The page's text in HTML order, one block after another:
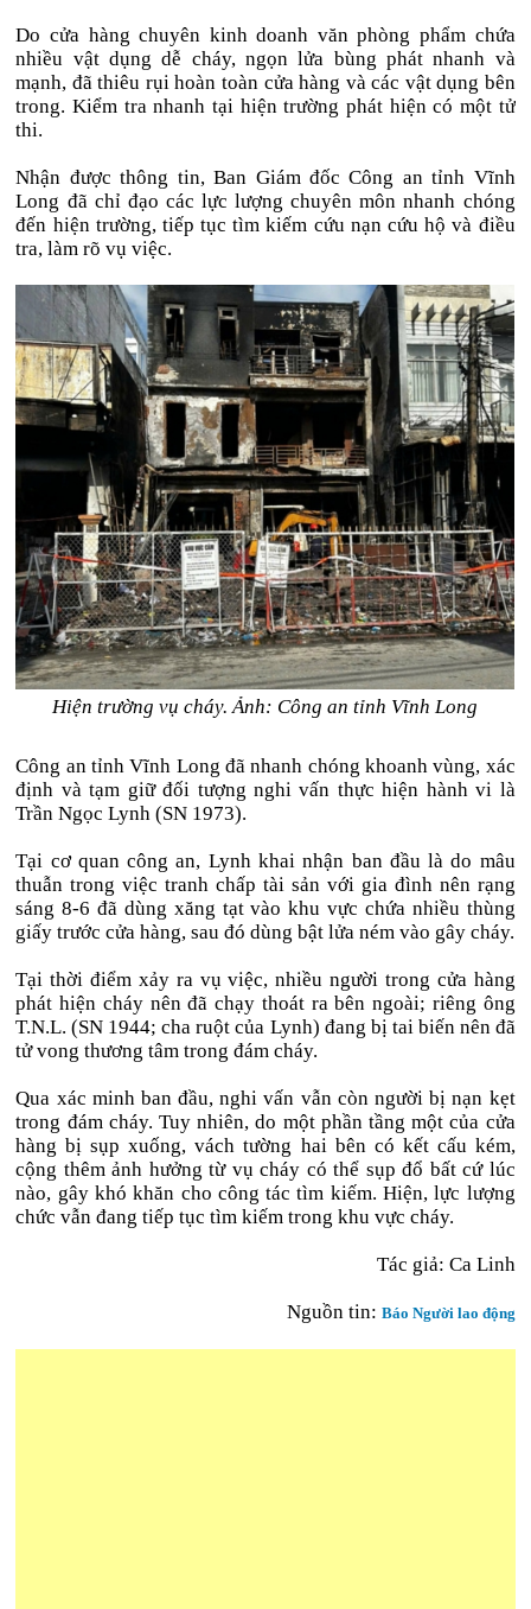
Do cửa hàng chuyên kinh doanh văn phòng phẩm chứa
nhiều vật dụng dễ cháy, ngọn lửa bùng phát nhanh và
mạnh, đã thiêu rụi hoàn toàn cửa hàng và các vật dụng bên
trong. Kiểm tra nhanh tại hiện trường phát hiện có một tử
thi.
Nhận được thông tin, Ban Giám đốc Công an tỉnh Vĩnh
Long đã chỉ đạo các lực lượng chuyên môn nhanh chóng
đến hiện trường, tiếp tục tìm kiếm cứu nạn cứu hộ và điều
tra, làm rõ vụ việc.
Hiện trường vụ cháy. Ảnh: Công an tỉnh Vĩnh Long
Công an tỉnh Vĩnh Long đã nhanh chóng khoanh vùng, xác
định và tạm giữ đối tượng nghi vấn thực hiện hành vi là
Trần Ngọc Lynh (SN 1973).
Tại cơ quan công an, Lynh khai nhận ban đầu là do mâu
thuẫn trong việc tranh chấp tài sản với gia đình nên rạng
sáng 8-6 đã dùng xăng tạt vào khu vực chứa nhiều thùng
giấy trước cửa hàng, sau đó dùng bật lửa ném vào gây cháy.
Tại thời điểm xảy ra vụ việc, nhiều người trong cửa hàng
phát hiện cháy nên đã chạy thoát ra bên ngoài; riêng ông
T.N.L. (SN 1944; cha ruột của Lynh) đang bị tai biến nên đã
tử vong thương tâm trong đám cháy.
Qua xác minh ban đầu, nghi vấn vẫn còn người bị nạn kẹt
trong đám cháy. Tuy nhiên, do một phần tầng một của cửa
hàng bị sụp xuống, vách tường hai bên có kết cấu kém,
cộng thêm ảnh hưởng từ vụ cháy có thể sụp đổ bất cứ lúc
nào, gây khó khăn cho công tác tìm kiếm. Hiện, lực lượng
chức vẫn đang tiếp tục tìm kiếm trong khu vực cháy.
Tác giả: Ca Linh
Nguồn tin: Báo Người lao động